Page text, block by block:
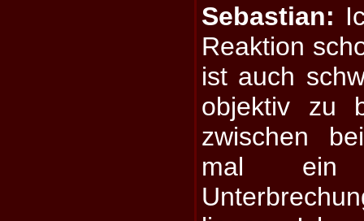
Sebastian:
Reaktion
ist auch
objektiv zu
zwischen
mal ein